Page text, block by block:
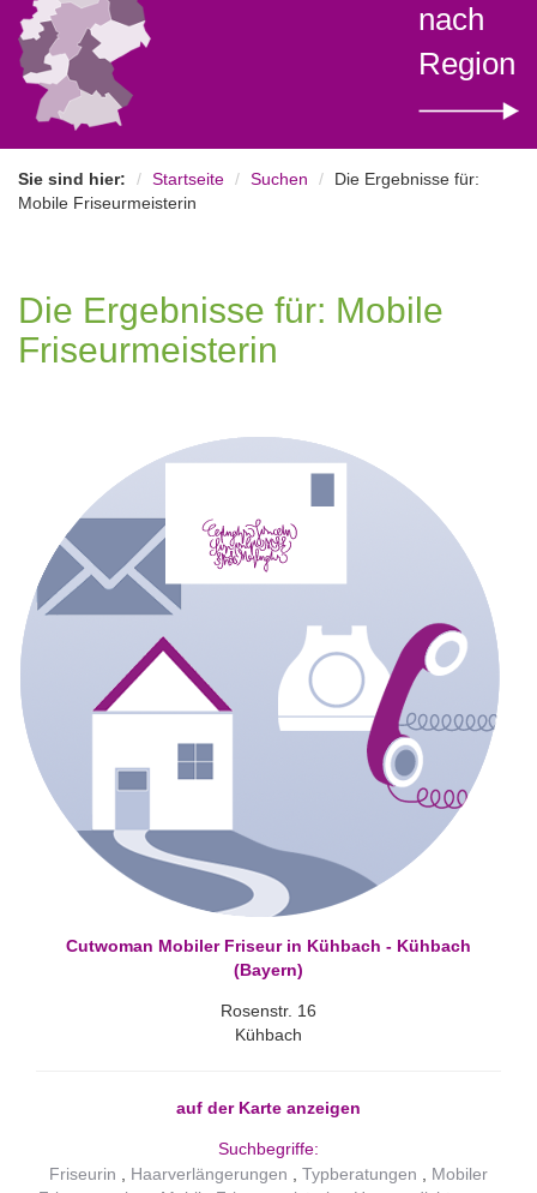
nach
Region
Sie sind hier: Startseite Suchen
Die Ergebnisse für:
Mobile Friseurmeisterin
Die Ergebnisse für: Mobile
Friseurmeisterin
Cutwoman Mobiler Friseur in Kühbach - Kühbach
(Bayern)
Rosenstr. 16
Kühbach
auf der Karte anzeigen
Suchbegriffe:
Friseurin
Haarverlängerungen Typberatungen
Mobiler